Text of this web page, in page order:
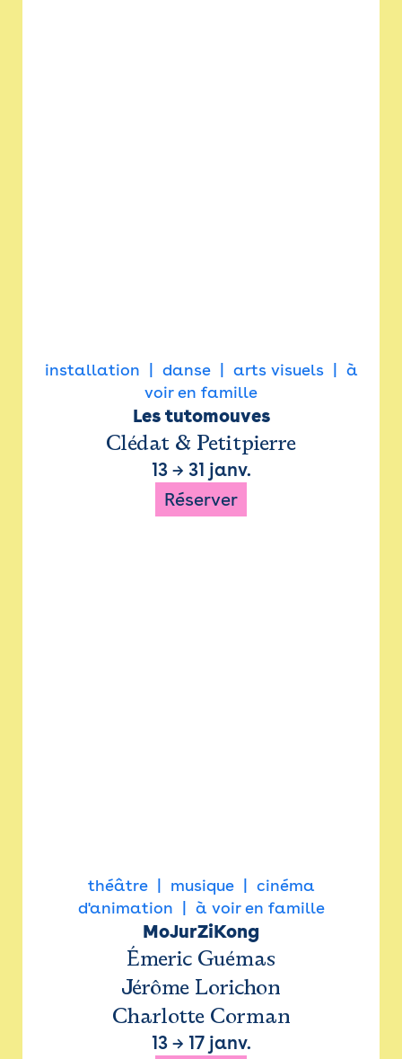
installation danse arts visuels
à
voir en famille
Les tutomouves
Clédat & Petitpierre
13→ 31 janv.
Réserver
théâtre musique
cinéma
d'animation
à voir en famille
MoJurZiKong
Émeric Guémas
Jérôme Lorichon
Charlotte Corman
13→ 17 janv.